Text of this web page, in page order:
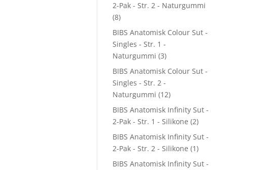
2-Pak - Str. 2 - Naturgummi
(8)
BIBS Anatomisk Colour Sut -
Singles - Str. 1 -
Naturgummi (3)
BIBS Anatomisk Colour Sut -
Singles - Str. 2 -
Naturgummi (12)
BIBS Anatomisk Infinity Sut -
2-Pak - Str. 1 - Silikone (2)
BIBS Anatomisk Infinity Sut -
2-Pak - Str. 2 - Silikone (1)
BIBS Anatomisk Infinity Sut -